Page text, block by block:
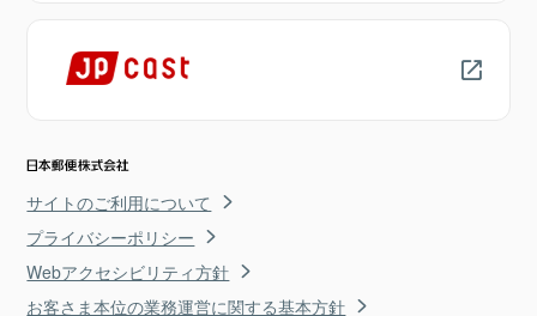
サイトのご利用について
プライバシーポリシー
Webアクセシビリティ方針
お客さま本位の業務運営に関する基本方針